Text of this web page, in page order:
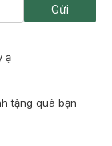
Gửi
ạ
tặng quà bạn